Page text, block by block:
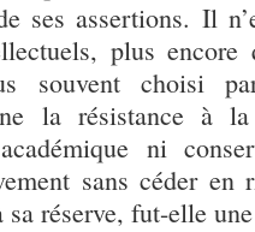
ses assertions. Il
plus
souvent choisi
la résistance à
ni
sans céder
sa réserve, fut-elle